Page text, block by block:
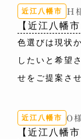
近江八幡市 Ｈ
【近江八幡
色選びは現状
したいと希望
せをご提案さ
外壁色：
近江八幡市 O
【近江八幡